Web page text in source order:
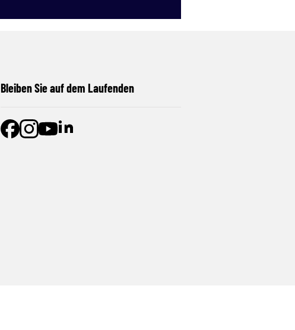
Bleiben Sie auf dem Laufenden